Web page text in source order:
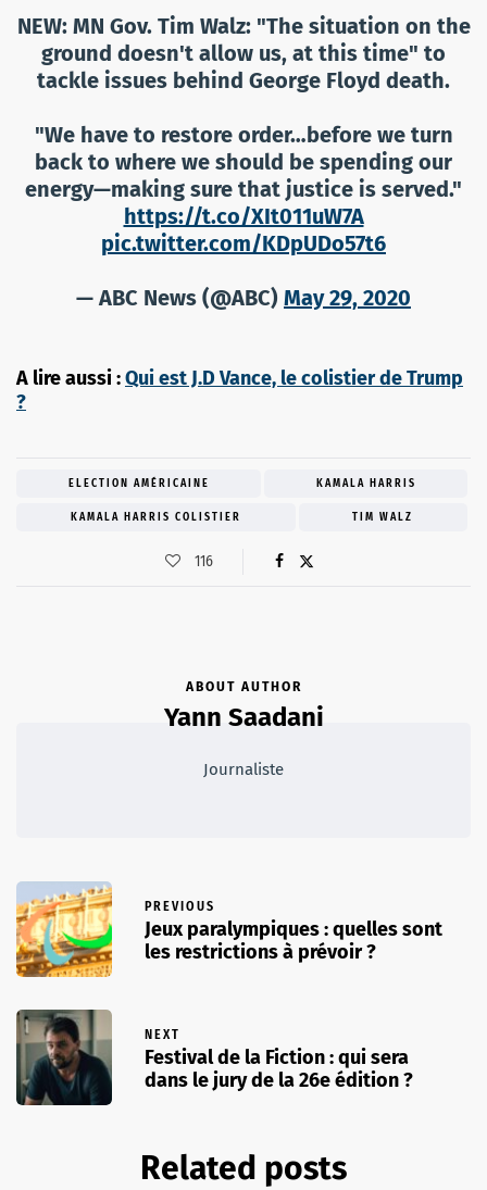
NEW: MN Gov. Tim Walz: "The situation on the
ground doesn't allow us, at this time" to
tackle issues behind George Floyd death.
"We have to restore order…before we turn
back to where we should be spending our
energy—making sure that justice is served."
https://t.co/XIt011uW7A
pic.twitter.com/KDpUDo57t6
— ABC News (@ABC) May 29, 2020
A lire aussi :Qui est J.D Vance, le colistier de Trump
?
ELECTION AMÉRICAINE KAMALA HARRIS
KAMALA HARRIS COLISTIER TIM WALZ
116
ABOUT AUTHOR
Yann Saadani
Journaliste
PREVIOUS
Jeux paralympiques : quelles sont
les restrictions à prévoir ?
NEXT
Festival de la Fiction : qui sera
dans le jury de la 26e édition ?
Related posts